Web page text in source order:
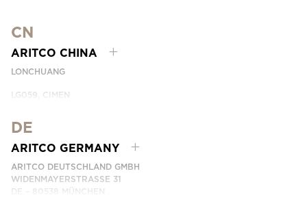
CN
ARITCO CHINA
LONCHUANG
LG059, CIMEN
SHANGHAI, CHINA
EMAIL:INFO.CHINA@ARITCO.COM
NÚMERO DE TELEFONE: +86 400 6233 121
ENTRE EM CONTACTO CONNOSCO
DE
ARITCO GERMANY
ARITCO DEUTSCHLAND GMBH
WIDENMAYERSTRASSE 31
DE – 80538 MÜNCHEN